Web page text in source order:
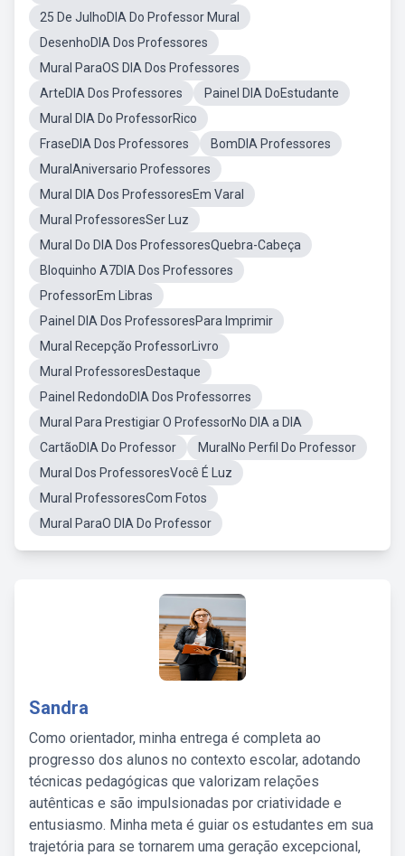
25 De JulhoDIA Do Professor Mural
DesenhoDIA Dos Professores
Mural ParaOS DIA Dos Professores
ArteDIA Dos Professores
Painel DIA DoEstudante
Mural DIA Do ProfessorRico
FraseDIA Dos Professores
BomDIA Professores
MuralAniversario Professores
Mural DIA Dos ProfessoresEm Varal
Mural ProfessoresSer Luz
Mural Do DIA Dos ProfessoresQuebra-Cabeça
Bloquinho A7DIA Dos Professores
ProfessorEm Libras
Painel DIA Dos ProfessoresPara Imprimir
Mural Recepção ProfessorLivro
Mural ProfessoresDestaque
Painel RedondoDIA Dos Professorres
Mural Para Prestigiar O ProfessorNo DIA a DIA
CartãoDIA Do Professor
MuralNo Perfil Do Professor
Mural Dos ProfessoresVocê É Luz
Mural ProfessoresCom Fotos
Mural ParaO DIA Do Professor
Sandra
Como orientador, minha entrega é completa ao
progresso dos alunos no contexto escolar, adotando
técnicas pedagógicas que valorizam relações
autênticas e são impulsionadas por criatividade e
entusiasmo. Minha meta é guiar os estudantes em sua
trajetória para se tornarem uma geração excepcional,